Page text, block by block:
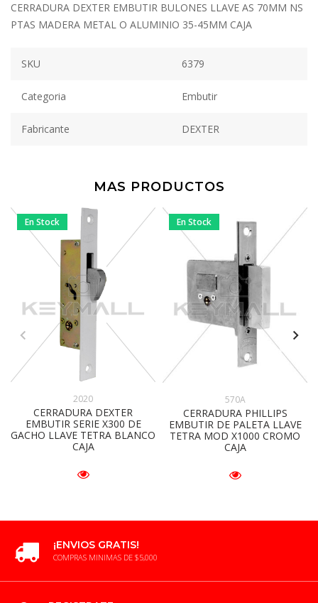
CERRADURA DEXTER EMBUTIR BULONES LLAVE AS 70MM NS
PTAS MADERA METAL O ALUMINIO 35-45MM CAJA
SKU 6379
Categoria Embutir
Fabricante DEXTER
MAS PRODUCTOS
En Stock
2020
CERRADURA DEXTER
EMBUTIR SERIE X300 DE
GACHO LLAVE TETRA BLANCO
CAJA
En Stock
570A
CERRADURA PHILLIPS
EMBUTIR DE PALETA LLAVE
TETRA MOD X1000 CROMO
CAJA
¡ENVIOS GRATIS!
COMPRAS MINIMAS DE $5,000